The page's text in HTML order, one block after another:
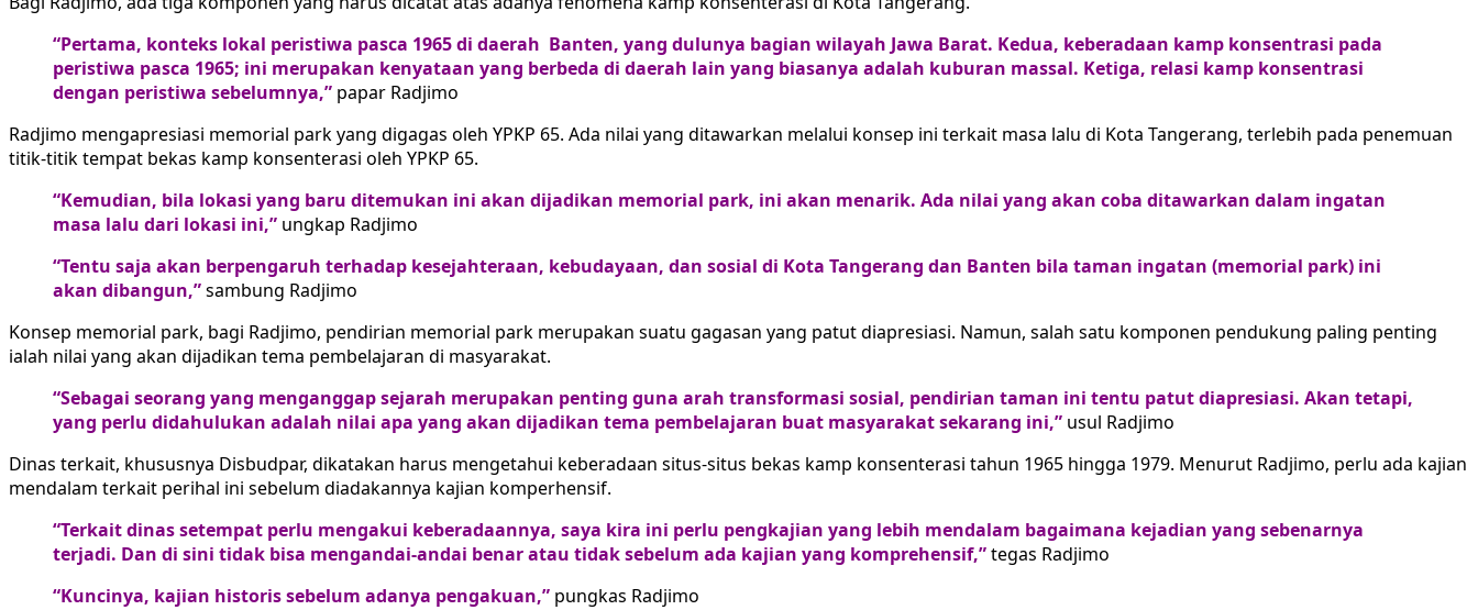
“Pertama, konteks lokal peristiwa pasca 1965 di daerah Banten, yang dulunya bagian wilayah Jawa Barat. Kedua, keberadaan kamp konsentrasi pada
peristiwa pasca 1965; ini merupakan kenyataan yang berbeda di daerah lain yang biasanya adalah kuburan massal. Ketiga, relasi kamp konsentrasi
dengan peristiwa sebelumnya,” papar Radjimo
Radjimo mengapresiasi memorial park yang digagas oleh YPKP 65. Ada nilai yang ditawarkan melalui konsep ini terkait masa lalu di Kota Tangerang, terlebih pada penemuan
titik-titik tempat bekas kamp konsenterasi oleh YPKP 65.
“Kemudian, bila lokasi yang baru ditemukan ini akan dijadikan memorial park, ini akan menarik. Ada nilai yang akan coba ditawarkan dalam ingatan
masa lalu dari lokasi ini,” ungkap Radjimo
“Tentu saja akan berpengaruh terhadap kesejahteraan, kebudayaan, dan sosial di Kota Tangerang dan Banten bila taman ingatan (memorial park) ini
akan dibangun,”sambung Radjimo
Konsep memorial park, bagi Radjimo, pendirian memorial park merupakan suatu gagasan yang patut diapresiasi. Namun, salah satu komponen pendukung paling penting
ialah nilai yang akan dijadikan tema pembelajaran di masyarakat.
“Sebagai seorang yang menganggap sejarah merupakan penting guna arah transformasi sosial, pendirian taman ini tentu patut diapresiasi. Akan tetapi,
yang perlu didahulukan adalah nilai apa yang akan dijadikan tema pembelajaran buat masyarakat sekarang ini,” usul Radjimo
Dinas terkait, khususnya Disbudpar, dikatakan harus mengetahui keberadaan situs-situs bekas kamp konsenterasi tahun 1965 hingga 1979. Menurut Radjimo, perlu ada kajian
mendalam terkait perihal ini sebelum diadakannya kajian komperhensif.
“Terkait dinas setempat perlu mengakui keberadaannya, saya kira ini perlu pengkajian yang lebih mendalam bagaimana kejadian yang sebenarnya
terjadi. Dan di sini tidak bisa mengandai-andai benar atau tidak sebelum ada kajian yang komprehensif,”tegas Radjimo
“Kuncinya, kajian historis sebelum adanya pengakuan,” pungkas Radjimo